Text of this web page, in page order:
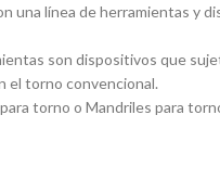
una lí­nea de herramientas y
son dispositivos que
el torno convencional.
torno o Mandriles para